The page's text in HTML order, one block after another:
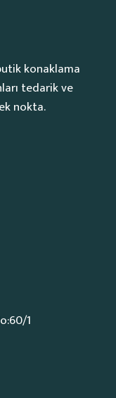
konaklama
tedarik ve
nokta.
1